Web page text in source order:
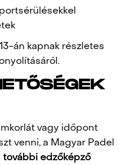
án kapnak részletes
vagy időpont
venni, a Magyar Padel
további edzőképző